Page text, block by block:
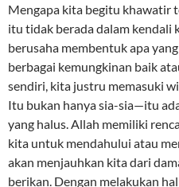
Mengapa kita begitu khawatir
itu tidak berada dalam kendali
berusaha membentuk apa
berbagai kemungkinan baik
sendiri, kita justru memasuki
Itu bukan hanya sia-sia—itu
yang halus. Allah memiliki
kita untuk mendahului atau
akan menjauhkan kita dari
berikan. Dengan melakukan